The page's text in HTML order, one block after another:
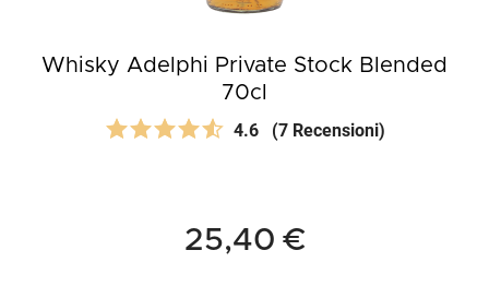
Whisky Adelphi Private Stock Blended
70cl
4.6 (7 Recensioni)
25,40 €